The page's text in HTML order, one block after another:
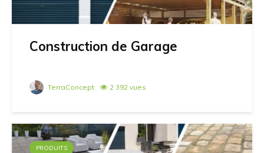
Construction de Garage
TerraConcept 2 392 vues
PRODUITS